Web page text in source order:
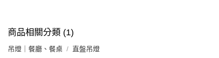
商品相關分類 (1)
吊燈｜餐廳、餐桌 直盤吊燈